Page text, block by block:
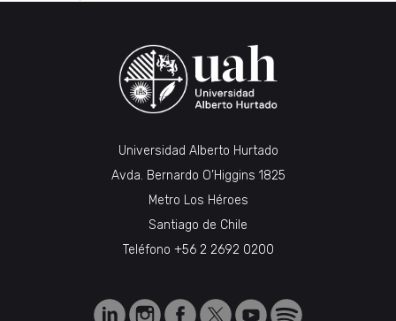
entradas
Universidad Alberto Hurtado
Avda. Bernardo O’Higgins 1825
Metro Los Héroes
Santiago de Chile
Teléfono +56 2 2692 0200